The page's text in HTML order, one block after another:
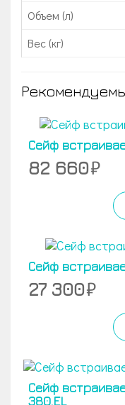
Объем (л)
Вес (кг)
Сейф
82 660
Сейф
27 300
Сейф
380.EL